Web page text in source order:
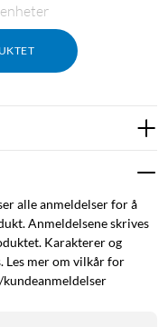
batteri
alle anmeldelser for å
Anmeldelsene skrives
Karakterer og
Les mer om vilkår for